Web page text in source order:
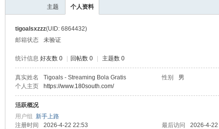
主题 个人资料
tigoalsxzzz(UID: 6864432)
邮箱状态
未验证
统计信息 好友数 0 回帖数 0 主题数 0
真实姓名 Tigoals - Streaming Bola Gratis 性别
男
个人主页
https://www.180south.com/
活跃概况
用户组 新手上路
注册时间
2026-4-22 22:53 最后访问
2026-4-